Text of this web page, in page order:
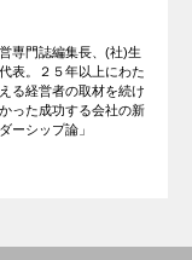
専門誌編集長、(社)生
表。２５年以上にわた
る経営者の取材を続け
った成功する会社の新
ーシップ論」